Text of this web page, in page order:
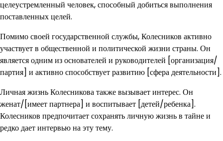
целеустремленный человек, способный добиться выполнения
поставленных целей.
Помимо своей государственной службы, Колесников активно
участвует в общественной и политической жизни страны. Он
является одним из основателей и руководителей [организация/
партия] и активно способствует развитию [сфера деятельности].
Личная жизнь Колесникова также вызывает интерес. Он
женат/[имеет партнера] и воспитывает [детей/ребенка].
Колесников предпочитает сохранять личную жизнь в тайне и
редко дает интервью на эту тему.